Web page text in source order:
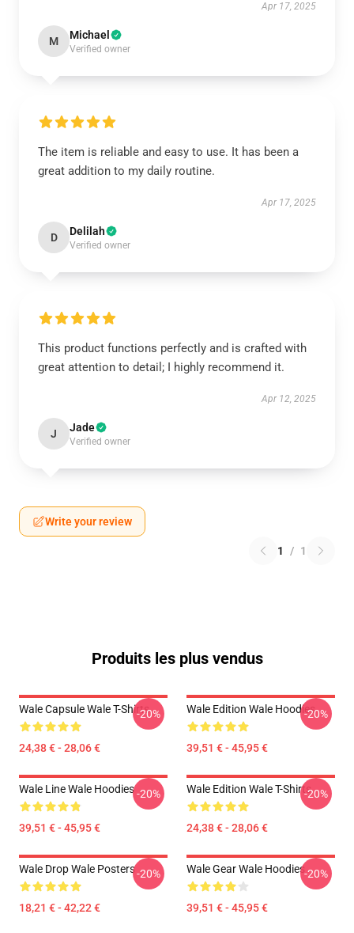
Apr 17, 2025
M Michael
Verified owner
The item is reliable and easy to use. It has been a
great addition to my daily routine.
Apr 17, 2025
D Delilah
Verified owner
This product functions perfectly and is crafted with
great attention to detail; I highly recommend it.
Apr 12, 2025
J Jade
Verified owner
Write your review
1 / 1
Produits les plus vendus
Wale Capsule Wale T-Shirts
24,38 € - 28,06 €
-20% Wale Edition Wale Hoodies
39,51 € - 45,95 €
-20%
Wale Line Wale Hoodies
39,51 € - 45,95 €
-20% Wale Edition Wale T-Shirts
24,38 € - 28,06 €
-20%
Wale Drop Wale Posters
18,21 € - 42,22 €
-20% Wale Gear Wale Hoodies
39,51 € - 45,95 €
-20%